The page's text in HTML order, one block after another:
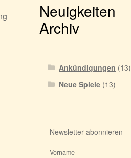
Neuigkeiten
Archiv
Ankündigungen (13)
Neue Spiele (13)
Newsletter abonnieren
Vorname